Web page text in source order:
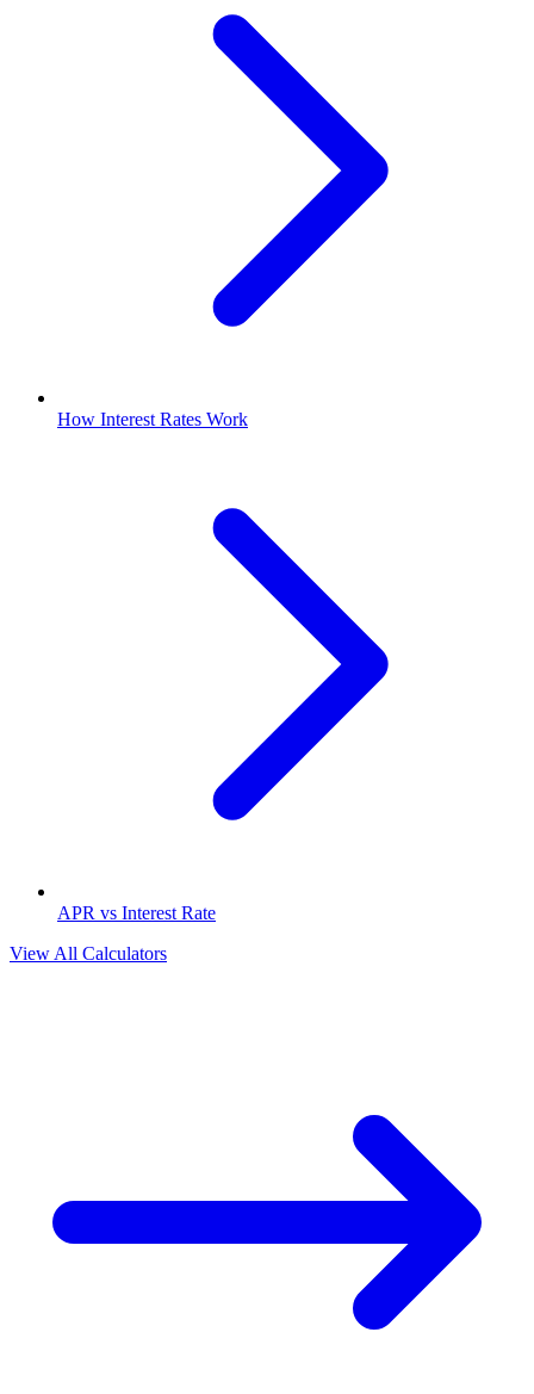
How Interest Rates Work
APR vs Interest Rate
View All Calculators